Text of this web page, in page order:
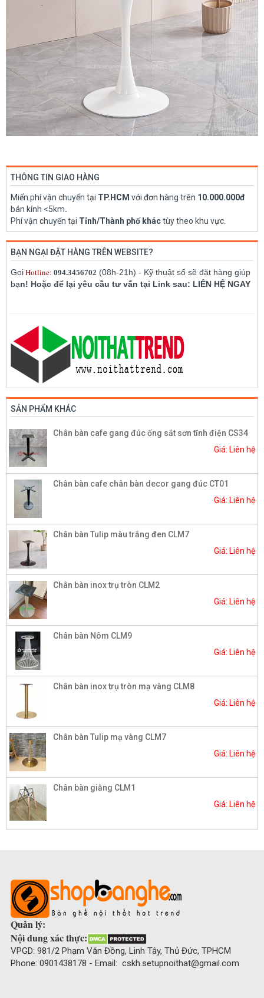
THÔNG TIN GIAO HÀNG
Miển phí vận chuyển tại TP.HCM với đơn hàng trên 10.000.000đ
bán kính <5km.
Phí vận chuyển tại Tỉnh/Thành phố kháctùy theo khu vực.
BẠN NGẠI ĐẶT HÀNG TRÊN WEBSITE?
GọiHotline: 094.3456702 (08h-21h) - Kỹ thuật số sẽ đặt hàng giúp
bạn! Hoặc để lại yêu cầu tư vấn tại Link sau: LIÊN HỆ NGAY
SẢN PHẨM KHÁC
Chân bàn cafe gang đúc ống sắt sơn tĩnh điện CS34
Giá: Liên hệ
Chân bàn cafe chân bàn decor gang đúc CT01
Giá: Liên hệ
Chân bàn Tulip màu trắng đen CLM7
Giá: Liên hệ
Chân bàn inox trụ tròn CLM2
Giá: Liên hệ
Chân bàn Nôm CLM9
Giá: Liên hệ
Chân bàn inox trụ tròn mạ vàng CLM8
Giá: Liên hệ
Chân bàn Tulip mạ vàng CLM7
Giá: Liên hệ
Chân bàn giằng CLM1
Giá: Liên hệ
Quản lý:
Nội dung xác thực:
VPGD: 981/2 Phạm Văn Đồng, Linh Tây, Thủ Đức, TPHCM
Phone: 0901438178 - Email: cskh.setupnoithat@gmail.com